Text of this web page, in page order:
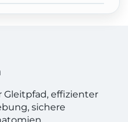
Gleitpfad, effizienter
sichere